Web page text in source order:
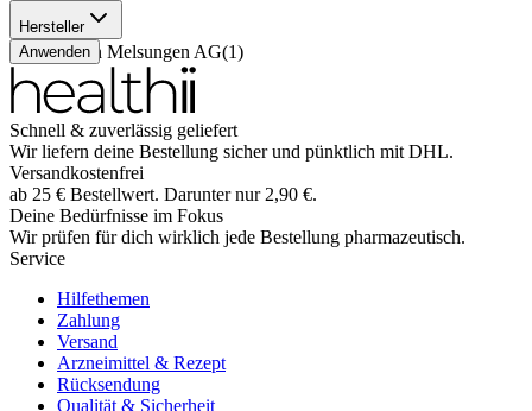
(1 )
Hersteller
B. Braun Melsungen AG(1)
Anwenden
Schnell & zuverlässig geliefert
Wir liefern deine Bestellung sicher und pünktlich mit DHL.
Versandkostenfrei
ab 25 € Bestellwert. Darunter nur 2,90 €.
Deine Bedürfnisse im Fokus
Wir prüfen für dich wirklich jede Bestellung pharmazeutisch.
Service
Hilfethemen
Zahlung
Versand
Arzneimittel & Rezept
Rücksendung
Qualität & Sicherheit